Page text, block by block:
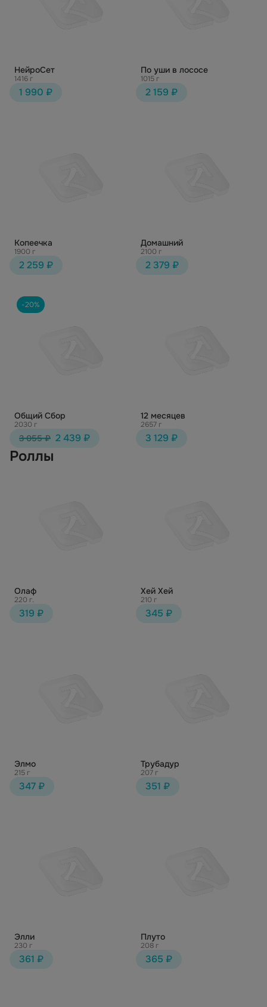
НейроСет
1416 г
1 990 ₽
По уши в лососе
1015 г
2 159 ₽
Копеечка
1900 г
2 259 ₽
Домашний
2100 г
2 379 ₽
-20%
Общий Сбор
2030 г
3 055 ₽ 2 439 ₽
12 месяцев
2657 г
3 129 ₽
Роллы
Олаф
220 г.
319 ₽
Хей Хей
210 г
345 ₽
Элмо
215 г
347 ₽
Трубадур
207 г
351 ₽
Элли
230 г
361 ₽
Плуто
208 г
365 ₽